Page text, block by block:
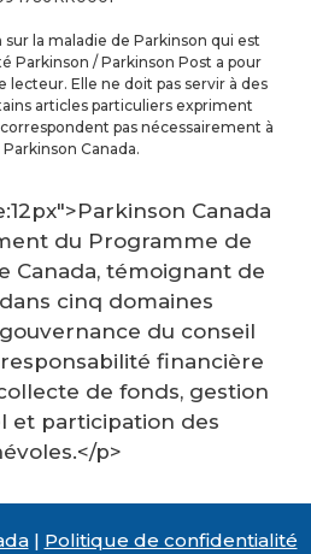
la maladie de Parkinson qui est
Parkinson / Parkinson Post a pour
lecteur. Elle ne doit pas servir à des
articles particuliers expriment
correspondent pas nécessairement à
Canada.
Canada
du Programme de
Canada, témoignant de
cinq domaines
du conseil
financière
de fonds, gestion
et participation des
p>
| Politique de confidentialité